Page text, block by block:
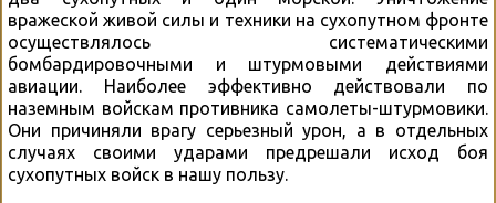
вражеской живой силы и техники на сухопутном фронте
осуществлялось систематическими
бомбардировочными и штурмовыми действиями
авиации. Наиболее эффективно действовали по
наземным войскам противника самолеты-штурмовики.
Они причиняли врагу серьезный урон, а в отдельных
случаях своими ударами предрешали исход боя
сухопутных войск в нашу пользу.